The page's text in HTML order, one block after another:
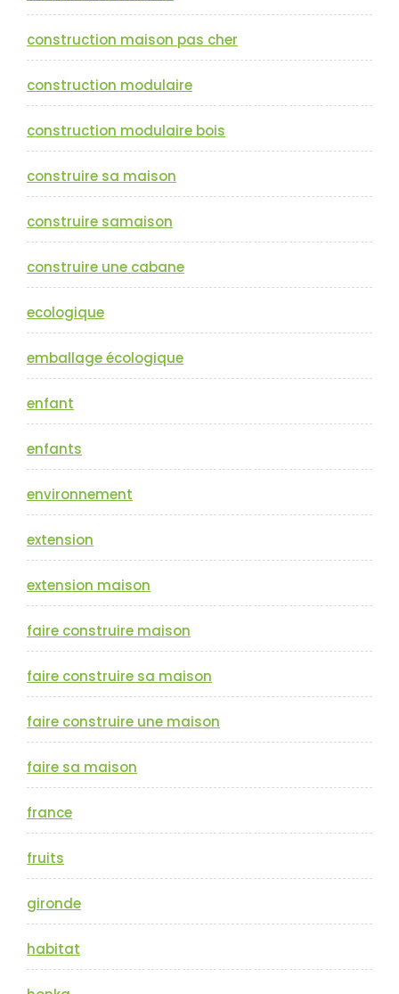
construction maison pas cher
construction modulaire
construction modulaire bois
construire sa maison
construire samaison
construire une cabane
ecologique
emballage écologique
enfant
enfants
environnement
extension
extension maison
faire construire maison
faire construire sa maison
faire construire une maison
faire sa maison
france
fruits
gironde
habitat